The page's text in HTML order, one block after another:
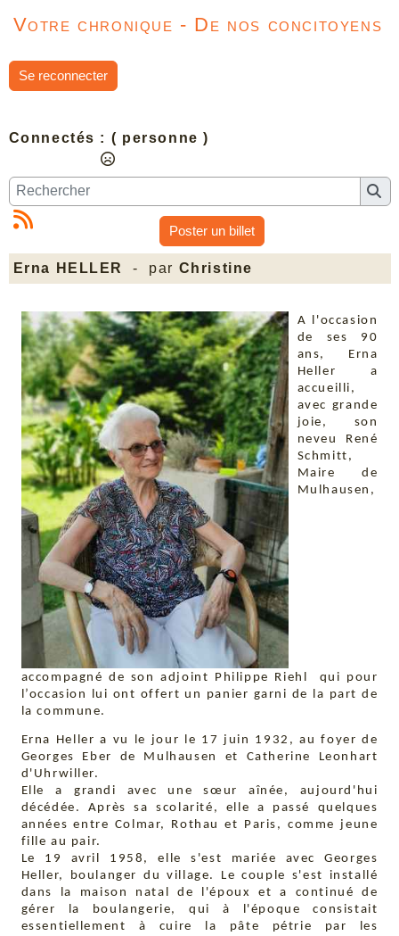
Votre chronique - De nos concitoyens
Se reconnecter
Connectés : ( personne )
Poster un billet
Erna HELLER - par Christine
A l'occasion
de ses 90
ans, Erna
Heller a
accueilli,
avec grande
joie, son
neveu René
Schmitt,
Maire de
Mulhausen,
accompagné de son adjoint Philippe Riehl qui pour
l’occasion lui ont offert un panier garni de la part de
la commune.
Erna Heller a vu le jour le 17 juin 1932, au foyer de
Georges Eber de Mulhausen et Catherine Leonhart
d'Uhrwiller.
Elle a grandi avec une sœur aînée, aujourd'hui
décédée. Après sa scolarité, elle a passé quelques
années entre Colmar, Rothau et Paris, comme jeune
fille au pair.
Le 19 avril 1958, elle s'est mariée avec Georges
Heller, boulanger du village. Le couple s'est installé
dans la maison natal de l'époux et a continué de
gérer la boulangerie, qui à l'époque consistait
essentiellement à cuire la pâte pétrie par les